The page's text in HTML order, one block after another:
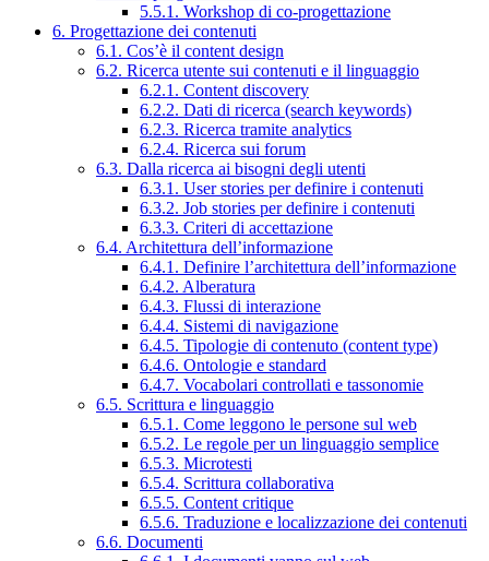
5.5.1. Workshop di co-progettazione
6. Progettazione dei contenuti
6.1. Cos’è il content design
6.2. Ricerca utente sui contenuti e il linguaggio
6.2.1. Content discovery
6.2.2. Dati di ricerca (search keywords)
6.2.3. Ricerca tramite analytics
6.2.4. Ricerca sui forum
6.3. Dalla ricerca ai bisogni degli utenti
6.3.1. User stories per definire i contenuti
6.3.2. Job stories per definire i contenuti
6.3.3. Criteri di accettazione
6.4. Architettura dell’informazione
6.4.1. Definire l’architettura dell’informazione
6.4.2. Alberatura
6.4.3. Flussi di interazione
6.4.4. Sistemi di navigazione
6.4.5. Tipologie di contenuto (content type)
6.4.6. Ontologie e standard
6.4.7. Vocabolari controllati e tassonomie
6.5. Scrittura e linguaggio
6.5.1. Come leggono le persone sul web
6.5.2. Le regole per un linguaggio semplice
6.5.3. Microtesti
6.5.4. Scrittura collaborativa
6.5.5. Content critique
6.5.6. Traduzione e localizzazione dei contenuti
6.6. Documenti